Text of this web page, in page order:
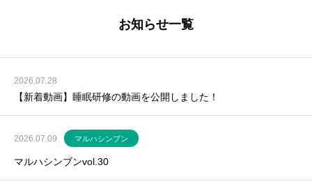
お知らせ一覧
2026.07.28
【新着動画】睡眠研修の動画を公開しました！
2026.07.09 マルハシンブン
マルハシンブンvol.30